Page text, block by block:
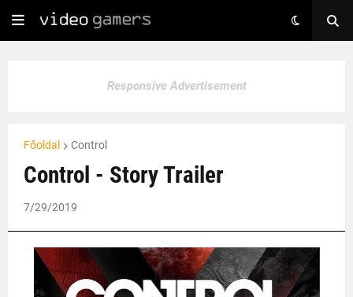
Responsive Advertisement
Főoldal Control
Control - Story Trailer
7/29/2019